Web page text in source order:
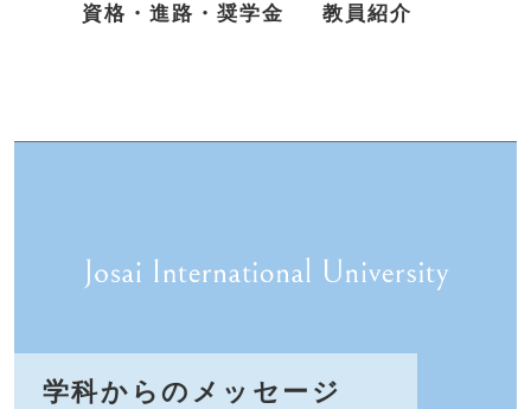
資格・進路・奨学金 教員紹介
学科からのメッセージ